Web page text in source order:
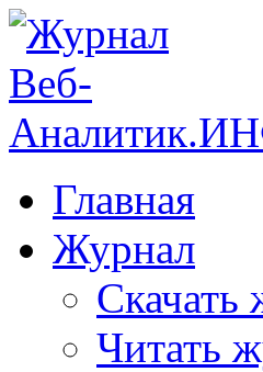
Главная
Журнал
Скачать
Читать